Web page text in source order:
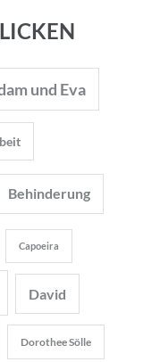
und Eva
Behinderung
Capoeira
David
Dorothee Sölle